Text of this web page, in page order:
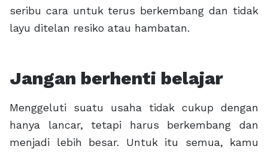
seribu cara untuk terus berkembang dan tidak
layu ditelan resiko atau hambatan.
Jangan berhenti belajar
Menggeluti suatu usaha tidak cukup dengan
hanya lancar, tetapi harus berkembang dan
menjadi lebih besar. Untuk itu semua, kamu